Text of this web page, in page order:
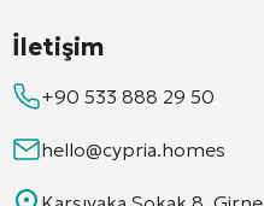
İletişim
+90 533 888 29 50
hello@cypria.homes